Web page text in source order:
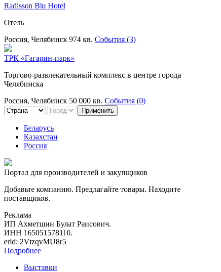
Radisson Blu Hotel
Отель
Россия, Челябинск 974 кв. События (3)
ТРК «Гагарин-парк»
Торгово-развлекательный комплекс в центре города
Челябинска
Россия, Челябинск 50 000 кв. События (0)
Применить
Беларусь
Казахстан
Россия
Портал для производителей и закупщиков
Добавьте компанию. Предлагайте товары. Находите
поставщиков.
Реклама
ИП Ахметшин Булат Раисович.
ИНН 165051578110.
erid: 2VtzqvMU8r5
Подробнее
Выставки